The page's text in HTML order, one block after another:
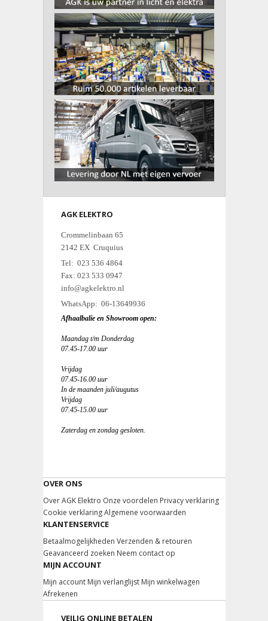
AGK ELEKTRO
Crommelinbaan 65
2142 EX Cruquius
Tel: 023 536 4864
Fax: 023 533 0947
info@agkelektro.nl
WhatsApp: 06-13649936
Afhaalbalie en Showroom open:
Maandag t/m Donderdag
07.45-17.00 uur
Vrijdag
07.45-16.00 uur
In de maanden juli/augutus
Vrijdag
07.45-15.00 uur
Zaterdag en zondag gesloten.
OVER ONS
Over AGK Elektro Onze voordelen Privacy verklaring
Cookie verklaring Algemene voorwaarden
KLANTENSERVICE
Betaalmogelijkheden Verzenden & retouren
Geavanceerd zoeken Neem contact op
MIJN ACCOUNT
Mijn account Mijn verlanglijst Mijn winkelwagen
Afrekenen
VEILIG ONLINE BETALEN